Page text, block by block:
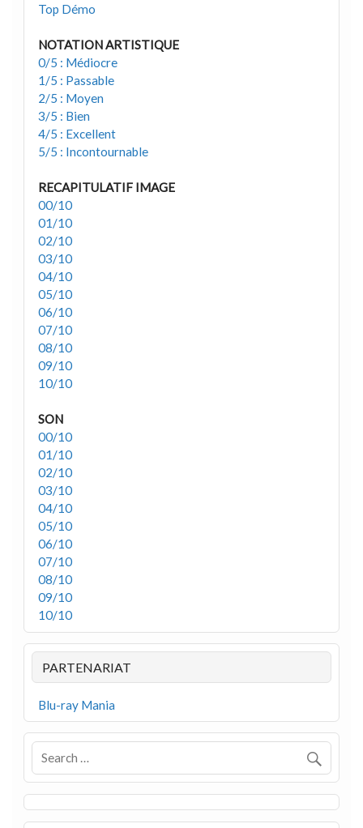
Top Démo
NOTATION ARTISTIQUE
0/5 : Médiocre
1/5 : Passable
2/5 : Moyen
3/5 : Bien
4/5 : Excellent
5/5 : Incontournable
RECAPITULATIF IMAGE
00/10
01/10
02/10
03/10
04/10
05/10
06/10
07/10
08/10
09/10
10/10
SON
00/10
01/10
02/10
03/10
04/10
05/10
06/10
07/10
08/10
09/10
10/10
PARTENARIAT
Blu-ray Mania